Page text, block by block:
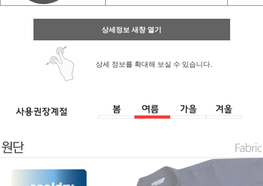
상세정보 새창 열기
상세 정보를 확대해 보실 수 있습니다.